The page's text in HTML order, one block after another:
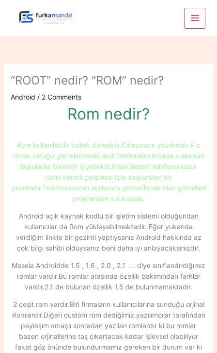
“ROOT” nedir? “ROM” nedir?
Android / 2 Comments
Rom nedir?
Rom kullanılabilir bellek demektir.Cihazınızın yazılımıdır.P.c
nizde olduğu gibi elinizdeki akıllı telefonlarınızdada kullanılan
depolama birimidir diyebiliriz.Nasıl desem telefonunuzun
daha kararlı çalışması için oluşturulan bir
yazılımdır.Telefonunuzun açılışında gösterilecek olan görselleri
programları v.s kapsar.
Android açık kaynak kodlu bir işletim sistemi olduğundan
kullanıcılar da Rom yükleyebilmektedir..Eğer yukarıda
verdiğim linkte bir gezinti yaptıysanız Android hakkında az
çok bilgi sahibi olduysanız beni daha iyi anlayacaksınızdır.
Mesela Androidde 1.5 , 1.6 , 2.0 , 2.1 …. diye sınıflandırdığımız
romlar vardır.Bu romlar arasında özellik bakımından farklar
vardır.2.1 de bulunan özellik 1.5 de bulunmamaktadır.
2 çeşit rom vardır.Biri firmaların kullanıcılarına sunduğu orjinal
Romlardır.Diğeri custom rom dediğimiz yazılımcılar tarafından
paylaşım amaçlı sonradan yazılan romlardır ki bu romlar
bazen orjinallerine taş çıkartacak kadar işlevsel olabiliyor
fakat göz önünde bulundurmamız gereken bir durum var ki